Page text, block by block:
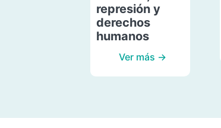
represión y
derechos
humanos
Ver más →